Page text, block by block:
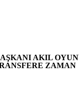
AKIL
ZAMAN